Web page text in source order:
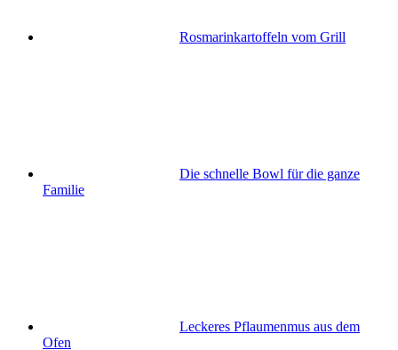
Rosmarinkartoffeln vom Grill
Die schnelle Bowl für die ganze
Familie
Leckeres Pflaumenmus aus dem
Ofen